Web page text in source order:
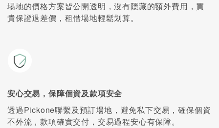
場地的價格方案皆公開透明，沒有隱藏的額外費用，買
貴保證退差價，租借場地輕鬆划算。
安心交易，保障個資及款項安全
透過Pickone聯繫及預訂場地，避免私下交易，確保個資
不外流，款項確實交付，交易過程安心有保障。